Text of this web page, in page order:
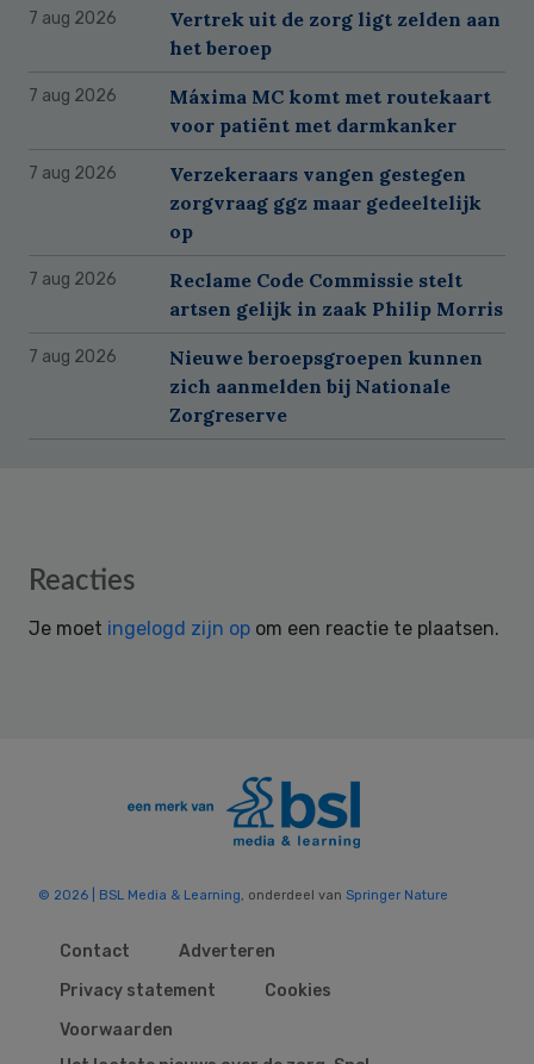
7 aug 2026
Vertrek uit de zorg ligt zelden aan
het beroep
7 aug 2026
Máxima MC komt met routekaart
voor patiënt met darmkanker
7 aug 2026
Verzekeraars vangen gestegen
zorgvraag ggz maar gedeeltelijk
op
7 aug 2026
Reclame Code Commissie stelt
artsen gelijk in zaak Philip Morris
7 aug 2026
Nieuwe beroepsgroepen kunnen
zich aanmelden bij Nationale
Zorgreserve
Reader
Reacties
Je moet ingelogd zijn op om een reactie te plaatsen.
© 2026 | BSL Media & Learning, onderdeel van Springer Nature
Contact
Adverteren
Privacy statement
Cookies
Voorwaarden